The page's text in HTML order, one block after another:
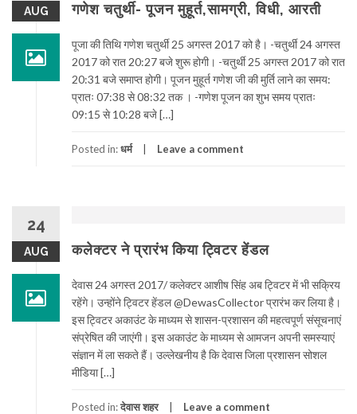
AUG गणेश चतुर्थी- पूजन मुहूर्त,सामग्री, विधी, आरती
पूजा की तिथि गणेश चतुर्थी 25 अगस्त 2017 को है। -चतुर्थी 24 अगस्त
2017 को रात 20:27 बजे शुरू होगी। -चतुर्थी 25 अगस्त 2017 को रात
20:31 बजे समाप्त होगी। पूजन मुहूर्त गणेश जी की मुर्ति लाने का समय:
प्रातः 07:38 से 08:32 तक । -गणेश पूजन का शुभ समय प्रातः
09:15 से 10:28 बजे […]
Posted in:धर्म Leave a comment
24
AUG कलेक्टर ने प्रारंभ किया ट्विटर हेंडल
देवास 24 अगस्त 2017/ कलेक्टर आशीष सिंह अब ट्विटर में भी सक्रिय
रहेंगे। उन्होंने ट्विटर हेंडल @DewasCollector प्रारंभ कर लिया है।
इस ट्विटर अकाउंट के माध्यम से शासन-प्रशासन की महत्वपूर्ण संसूचनाएं
संप्रेषित की जाएंगी। इस अकाउंट के माध्यम से आमजन अपनी समस्याएं
संज्ञान में ला सकते हैं। उल्लेखनीय है कि देवास जिला प्रशासन सोशल
मीडिया […]
Posted in:देवास शहर Leave a comment